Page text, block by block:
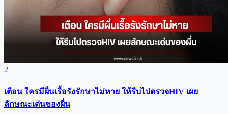
2
เตือน ใครมีผื่นเรื้อรังรักษาไม่หาย ให้รีบไปตรวจHIV เผย
ลักษณะเด่นของผื่น